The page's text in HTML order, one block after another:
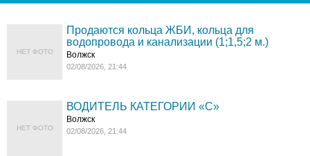
НЕТ ФОТО
Продаются кольца ЖБИ, кольца для
водопровода и канализации (1;1,5;2 м.)
Волжск
02/08/2026, 21:44
НЕТ ФОТО
ВОДИТЕЛЬ КАТЕГОРИИ «C»
Волжск
02/08/2026, 21:44